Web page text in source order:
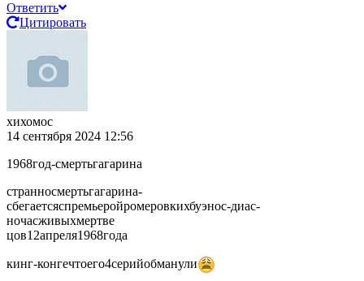
Ответить
Цитировать
хихомос
14 сентября 2024 12:56
1968год-смертьгагарина
странносмертьгагарина-
сбегаетсяспремьеройромеровкихбуэнос-диас-
ночасживыхмертве
цов12апреля1968года
кинг-конгечтоего4серийобманули